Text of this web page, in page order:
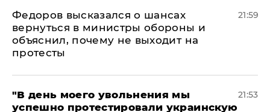
Федоров высказался о шансах
вернуться в министры обороны и
объяснил, почему не выходит на
протесты
21:59
​"В день моего увольнения мы
успешно протестировали украинскую
21:53